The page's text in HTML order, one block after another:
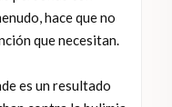
hace que no
que necesitan.
es un resultado